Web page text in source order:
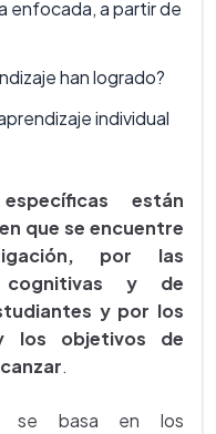
enfocada, a partir de
han logrado?
individual
están
que se encuentre
por las
cognitivas y de
y por los
los objetivos de
.
se basa en los